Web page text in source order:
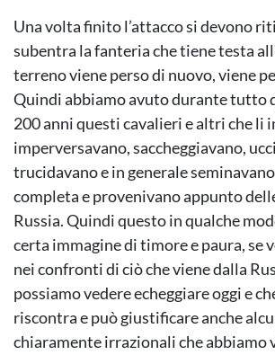
Una volta finito l’attacco si devono
subentra la fanteria che tiene testa
terreno viene perso di nuovo, viene
Quindi abbiamo avuto durante tutto
200 anni questi cavalieri e altri che li
imperversavano, saccheggiavano,
trucidavano e in generale
completa e provenivano appunto
Russia. Quindi questo in qualche
certa immagine di timore e paura, se
nei confronti di ciò che viene dalla
possiamo vedere echeggiare oggi e
riscontra e può giustificare anche
chiaramente irrazionali che abbiamo